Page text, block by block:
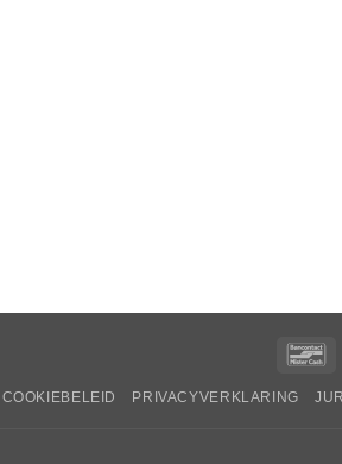
COOKIEBELEID PRIVACYVERKLARING